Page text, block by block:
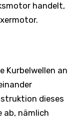
handelt,
Kurbelwellen an
dieses
ab, nämlich